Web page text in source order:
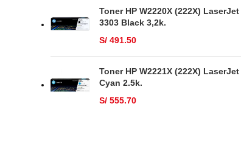
Toner HP W2220X (222X) LaserJet
3303 Black 3,2k.
S/491.50
Toner HP W2221X (222X) LaserJet
Cyan 2.5k.
S/555.70